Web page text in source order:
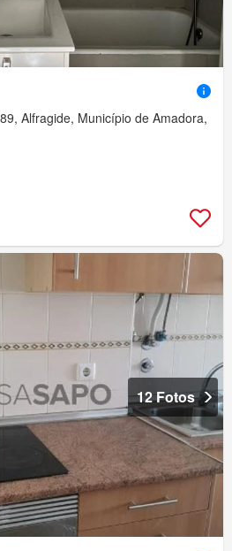
Alfragide, Município de Amadora,
12 Fotos